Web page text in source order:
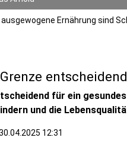
Ernährung sind
für ein
und die
12:31